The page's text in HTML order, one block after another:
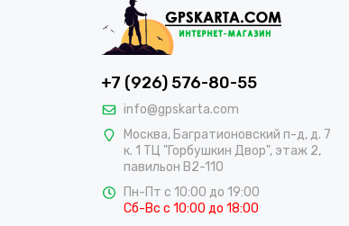
+7 (926) 576-80-55
info@gpskarta.com
Москва, Багратионовский п-д, д. 7
к. 1 ТЦ "Горбушкин Двор", этаж 2,
павильон B2-110
Пн-Пт с 10:00 до 19:00
Сб-Вс с 10:00 до 18:00